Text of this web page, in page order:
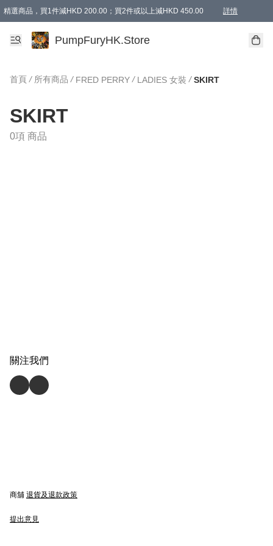
精選商品，買1件減HKD 200.00；買2件或以上減HKD 450.00 詳情
AAPE商品,會員專享9折或以上（按會員等級）AAPE products, members can
精選商品，任選買2件或以上減HKD 100.00
購物滿 HKD 800.00即享免運費優惠！（適用於 特定的送貨方式 )
PumpFuryHK.Store
首頁 / 所有商品 / FRED PERRY / LADIES 女裝 / SKIRT
SKIRT
0項 商品
關注我們
商舖 退貨及退款政策
提出意見